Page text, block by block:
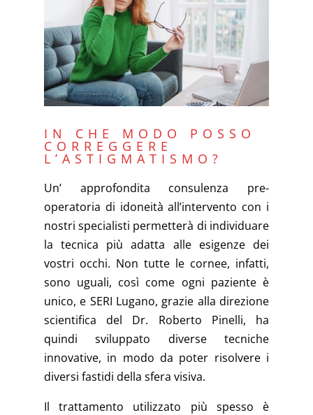
IN CHE MODO POSSO
CORREGGERE
L’ASTIGMATISMO?
Un’ approfondita consulenza pre-
operatoria di idoneità all’intervento con i
nostri specialisti permetterà di individuare
la tecnica più adatta alle esigenze dei
vostri occhi. Non tutte le cornee, infatti,
sono uguali, così come ogni paziente è
unico, e SERI Lugano, grazie alla direzione
scientifica del Dr. Roberto Pinelli, ha
quindi sviluppato diverse tecniche
innovative, in modo da poter risolvere i
diversi fastidi della sfera visiva.
Il trattamento utilizzato più spesso è